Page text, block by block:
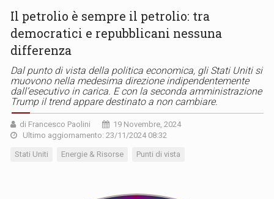
Il petrolio è sempre il petrolio: tra
democratici e repubblicani nessuna
differenza
Dal punto di vista della politica economica, gli Stati Uniti si
muovono nella medesima direzione indipendentemente
dall’esecutivo in carica. E con la seconda amministrazione
Trump il trend appare destinato a non cambiare.
di Francesco Paolini
19 Novembre, 2024
Ultimo aggiornamento: 23/11/2024 08:32
Stati Uniti Energie & Risorse Punti di vista